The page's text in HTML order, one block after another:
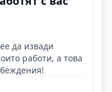
да извади
работи, а това